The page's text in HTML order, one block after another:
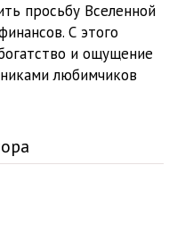
03:16
просьбу Вселенной
С этого
и ощущение
любимчиков